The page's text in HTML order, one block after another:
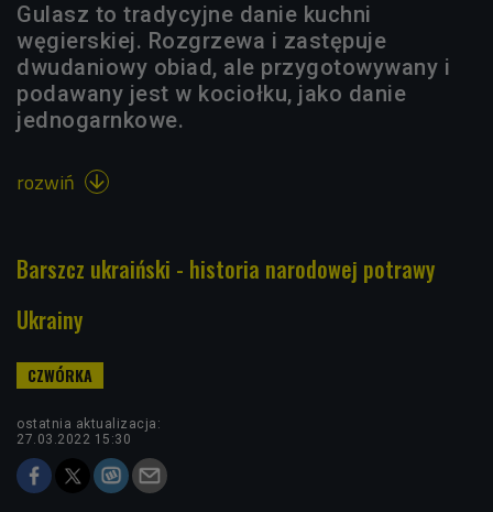
Gulasz to tradycyjne danie kuchni
węgierskiej. Rozgrzewa i zastępuje
dwudaniowy obiad, ale przygotowywany i
podawany jest w kociołku, jako danie
jednogarnkowe.
rozwiń 
Barszcz ukraiński - historia narodowej potrawy
Ukrainy
ostatnia aktualizacja:
27.03.2022 15:30